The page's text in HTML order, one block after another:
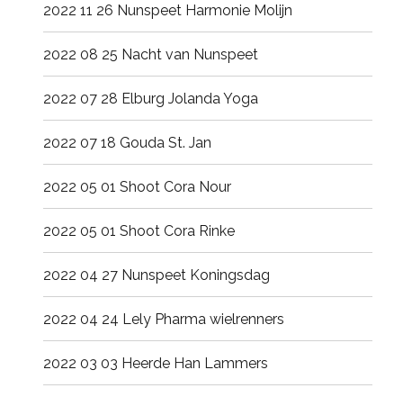
2022 11 26 Nunspeet Harmonie Molijn
2022 08 25 Nacht van Nunspeet
2022 07 28 Elburg Jolanda Yoga
2022 07 18 Gouda St. Jan
2022 05 01 Shoot Cora Nour
2022 05 01 Shoot Cora Rinke
2022 04 27 Nunspeet Koningsdag
2022 04 24 Lely Pharma wielrenners
2022 03 03 Heerde Han Lammers